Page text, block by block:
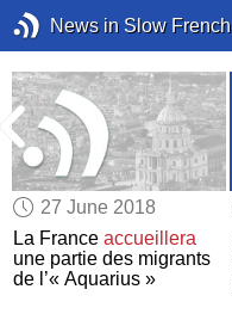
News in Slow French
27 June 2018
La Franceaccueillera
une partie des migrants
de l’« Aquarius »